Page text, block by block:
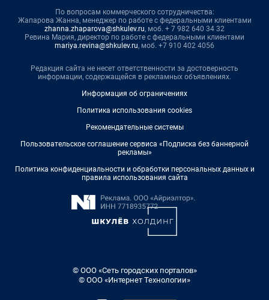
По вопросам коммерческого сотрудничества:
Жапарова Жанна, менеджер по работе с федеральными клиентами
zhanna.zhaparova@shkulev.ru, моб. + 7 982 640 34 32
Ревина Мария, директор по работе с федеральными клиентами
mariya.revina@shkulev.ru, моб. +7 910 402 4056
Редакция сайта не несет ответственности за достоверность
информации, содержащейся в рекламных объявлениях.
Информация об ограничениях
Политика использования cookies
Рекомендательные системы
Пользовательское соглашение сервиса «Подписка без баннерной
рекламы»
Политика конфиденциальности и обработки персональных данных и
правила использования сайта
© ООО «Сеть городских порталов»
© ООО «Интернет Технологии»